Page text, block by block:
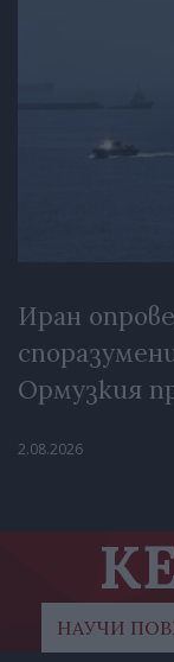
Иран
Ормузкия
2.08.2026
НАУЧИ